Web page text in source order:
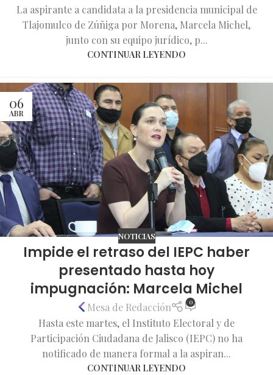
La aspirante a candidata a la presidencia municipal de
Tlajomulco de Zúñiga por Morena, Marcela Michel,
junto con su equipo jurídico, p...
CONTINUAR LEYENDO
06
ABR
NOTICIAS
Impide el retraso del IEPC haber
presentado hasta hoy
impugnación: Marcela Michel
Mesa de Redacción 0
Hasta este martes, el Instituto Electoral y de
Participación Ciudadana de Jalisco (IEPC) no ha
notificado de manera formal a la aspiran...
CONTINUAR LEYENDO